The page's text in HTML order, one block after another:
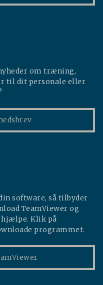
om træning,
til dit personale eller
software, så tilbyder
TeamViewer og
Klik på
programmet.